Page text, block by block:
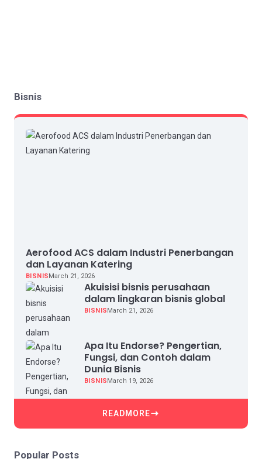
Bisnis
Aerofood ACS dalam Industri Penerbangan
dan Layanan Katering
BISNIS March 21, 2026
Akuisisi bisnis perusahaan
dalam lingkaran bisnis global
BISNIS March 21, 2026
Apa Itu Endorse? Pengertian,
Fungsi, dan Contoh dalam
Dunia Bisnis
BISNIS March 19, 2026
READMORE
Popular Posts